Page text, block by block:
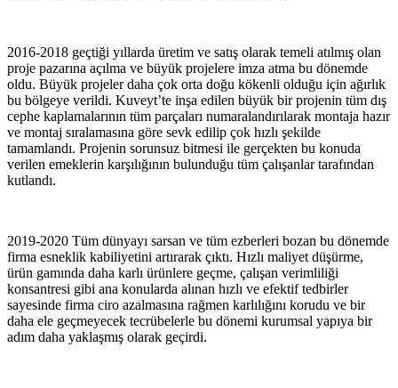
2016-2018 geçtiği yıllarda üretim ve satış olarak temeli atılmış olan
proje pazarına açılma ve büyük projelere imza atma bu dönemde
oldu. Büyük projeler daha çok orta doğu kökenli olduğu için ağırlık
bu bölgeye verildi. Kuveyt’te inşa edilen büyük bir projenin tüm dış
cephe kaplamalarının tüm parçaları numaralandırılarak montaja hazır
ve montaj sıralamasına göre sevk edilip çok hızlı şekilde
tamamlandı. Projenin sorunsuz bitmesi ile gerçekten bu konuda
verilen emeklerin karşılığının bulunduğu tüm çalışanlar tarafından
kutlandı.
2019-2020 Tüm dünyayı sarsan ve tüm ezberleri bozan bu dönemde
firma esneklik kabiliyetini artırarak çıktı. Hızlı maliyet düşürme,
ürün gamında daha karlı ürünlere geçme, çalışan verimliliği
konsantresi gibi ana konularda alınan hızlı ve efektif tedbirler
sayesinde firma ciro azalmasına rağmen karlılığını korudu ve bir
daha ele geçmeyecek tecrübelerle bu dönemi kurumsal yapıya bir
adım daha yaklaşmış olarak geçirdi.